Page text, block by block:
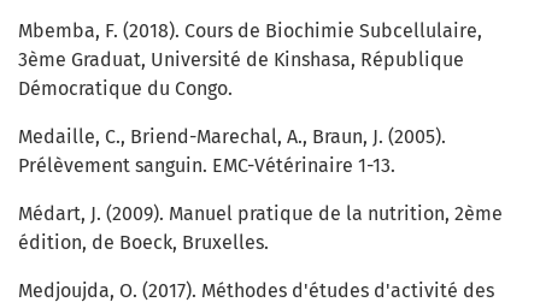
Mbemba, F. (2018). Cours de Biochimie Subcellulaire,
3ème Graduat, Université de Kinshasa, République
Démocratique du Congo.
Medaille, C., Briend-Marechal, A., Braun, J. (2005).
Prélèvement sanguin. EMC-Vétérinaire 1-13.
Médart, J. (2009). Manuel pratique de la nutrition, 2ème
édition, de Boeck, Bruxelles.
Medjoujda, O. (2017). Méthodes d'études d'activité des